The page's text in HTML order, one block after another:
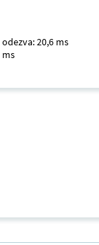
20,6 ms
ms